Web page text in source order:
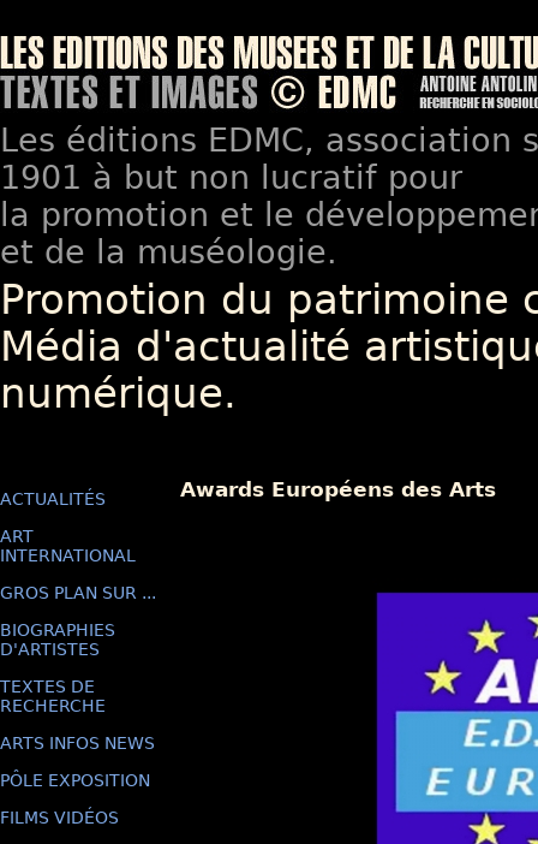
Les éditions EDMC, association
1901 à but non lucratif pour
la promotion et le
et de la muséologie.
Promotion du patrimoine
Média d'actualité
numérique.
ACTUALITÉS
ART
INTERNATIONAL
GROS PLAN SUR ...
BIOGRAPHIES
D'ARTISTES
TEXTES DE
RECHERCHE
ARTS INFOS NEWS
PÔLE EXPOSITION
FILMS VIDÉOS
Awards Européens des Arts